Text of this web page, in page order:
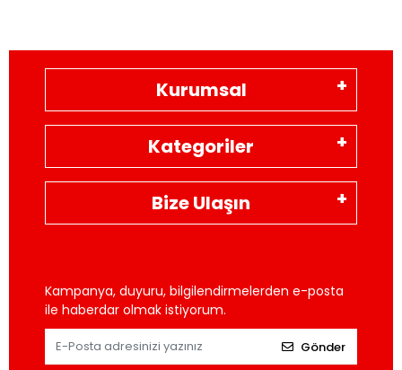
Kurumsal
Kategoriler
Bize Ulaşın
Kampanya, duyuru, bilgilendirmelerden e-posta
ile haberdar olmak istiyorum.
Gönder